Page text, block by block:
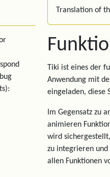
Translation of
Tiki ist eines der
Anwendung mit
eingeladen, diese
Im Gegensatz zu
animieren
wird
zu integrieren und
allen Funktionen